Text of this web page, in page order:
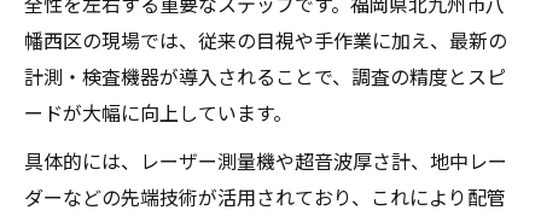
幡西区の現場では、従来の目視や手作業に加え、最新の
計測・検査機器が導入されることで、調査の精度とスピ
ードが大幅に向上しています。
具体的には、レーザー測量機や超音波厚さ計、地中レー
ダーなどの先端技術が活用されており、これにより配管